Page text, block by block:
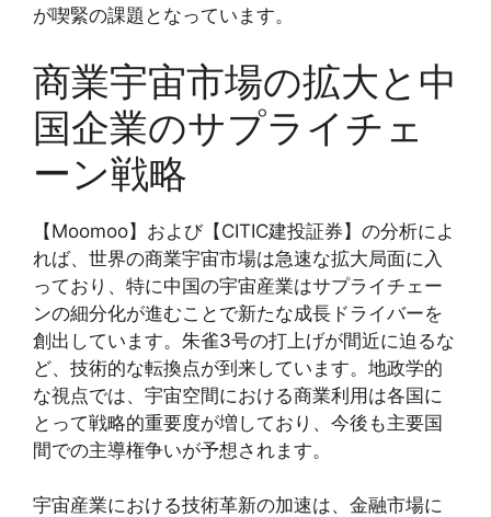
が喫緊の課題となっています。
商業宇宙市場の拡大と中
国企業のサプライチェ
ーン戦略
【Moomoo】および【CITIC建投証券】の分析によ
れば、世界の商業宇宙市場は急速な拡大局面に入
っており、特に中国の宇宙産業はサプライチェー
ンの細分化が進むことで新たな成長ドライバーを
創出しています。朱雀3号の打上げが間近に迫るな
ど、技術的な転換点が到来しています。地政学的
な視点では、宇宙空間における商業利用は各国に
とって戦略的重要度が増しており、今後も主要国
間での主導権争いが予想されます。
宇宙産業における技術革新の加速は、金融市場に